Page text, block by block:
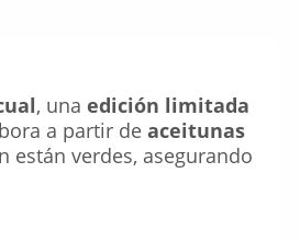
, una edición limitada
a partir de aceitunas
están verdes, asegurando